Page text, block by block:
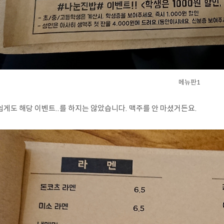
메뉴판1
게도 해당 이벤트..를 하지는 않았습니다. 맥주를 안 마셨거든요.